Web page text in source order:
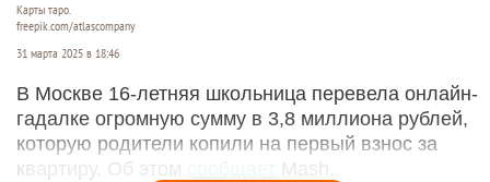
Карты таро.
freepik.com/atlascompany
31 марта 2025 в 18:46
В Москве 16-летняя школьница перевела онлайн-
гадалке огромную сумму в 3,8 миллиона рублей,
которую родители копили на первый взнос за
квартиру. Об этом
сообщает Mash.